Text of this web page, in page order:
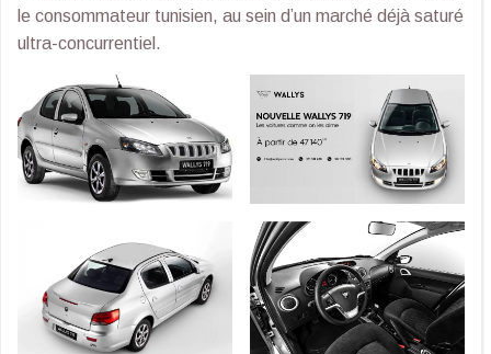
le consommateur tunisien, au sein d’un marché déjà saturé
ultra-concurrentiel.